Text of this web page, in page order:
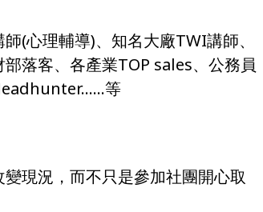
(心理輔導)、知名大廠TWI講師、
落客、各產業TOP sales、公務員
等
現況，而不只是參加社團開心取